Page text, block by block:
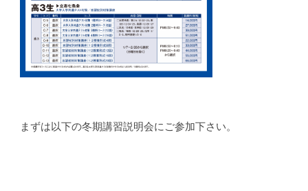
まずは以下の冬期講習説明会にご参加下さい。